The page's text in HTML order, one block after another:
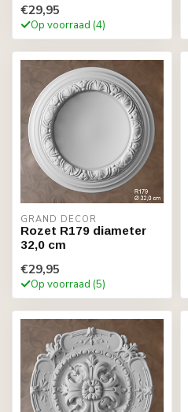
€29,95
Op voorraad (4)
GRAND DECOR
Rozet R179 diameter
32,0 cm
€29,95
Op voorraad (5)